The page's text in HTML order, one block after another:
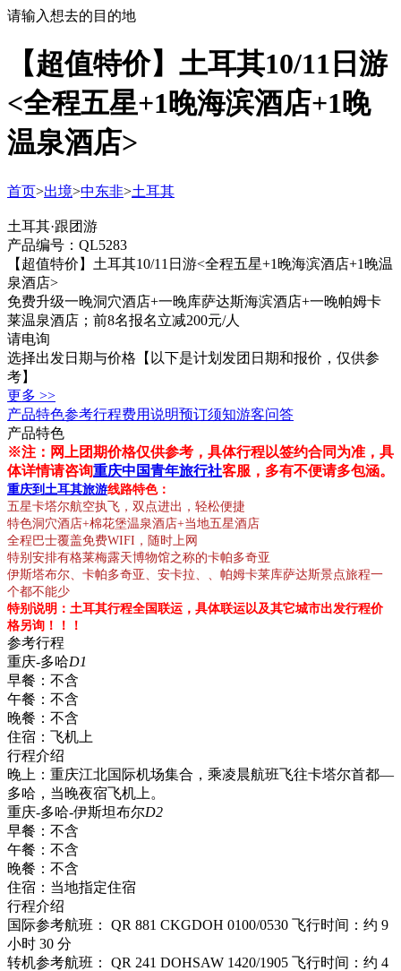
请输入想去的目的地
【超值特价】土耳其10/11日游
<全程五星+1晚海滨酒店+1晚
温泉酒店>
首页>出境>中东非>土耳其
土耳其·跟团游
产品编号：QL5283
【超值特价】土耳其10/11日游<全程五星+1晚海滨酒店+1晚温
泉酒店>
免费升级一晚洞穴酒店+一晚库萨达斯海滨酒店+一晚帕姆卡
莱温泉酒店；前8名报名立减200元/人
请电询
选择出发日期与价格 【以下是计划发团日期和报价，仅供参
考】
更多 >>
产品特色参考行程费用说明预订须知游客问答
产品特色
※注：网上团期价格仅供参考，具体行程以签约合同为准，具
体详情请咨询重庆中国青年旅行社客服，多有不便请多包涵。
重庆到土耳其旅游线路特色：
五星卡塔尔航空执飞，双点进出，轻松便捷
特色洞穴酒店+棉花堡温泉酒店+当地五星酒店
全程巴士覆盖免费WIFI，随时上网
特别安排有格莱梅露天博物馆之称的卡帕多奇亚
伊斯塔布尔、卡帕多奇亚、安卡拉、、帕姆卡莱库萨达斯景点旅程一
个都不能少
特别说明：土耳其行程全国联运，具体联运以及其它城市出发行程价
格另询！！！
参考行程
重庆-多哈D1
早餐： 不含
午餐： 不含
晚餐： 不含
住宿： 飞机上
行程介绍
晚上：重庆江北国际机场集合，乘凌晨航班飞往卡塔尔首都—
多哈，当晚夜宿飞机上。
重庆-多哈-伊斯坦布尔D2
早餐： 不含
午餐： 不含
晚餐： 不含
住宿： 当地指定住宿
行程介绍
国际参考航班： QR 881 CKGDOH 0100/0530 飞行时间：约 9
小时 30 分
转机参考航班： QR 241 DOHSAW 1420/1905 飞行时间：约 4